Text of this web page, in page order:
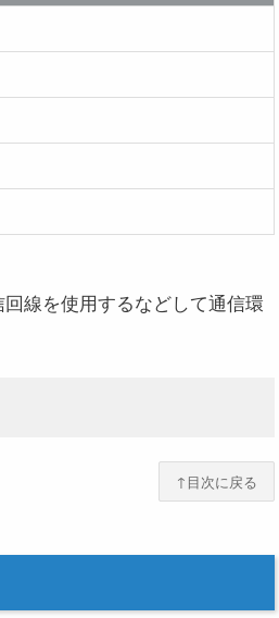
線を使用するなどして通信環
↑目次に戻る